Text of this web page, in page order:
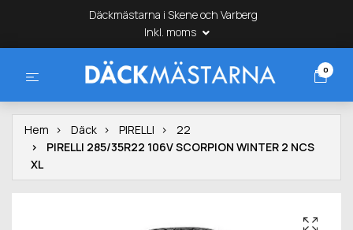
Däckmästarna i Skene och Varberg
Inkl. moms
0
Hem Däck PIRELLI
22
PIRELLI 285/35R22 106V SCORPION WINTER 2 NCS
XL